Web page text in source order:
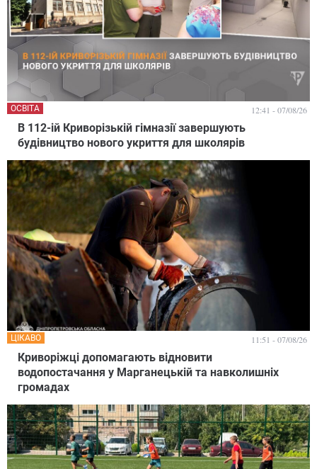
В 112-ій Криворізькій гімназії завершують
будівництво нового укриття для школярів
ОСВІТА 12:41 - 07/08/26
Криворіжці допомагають відновити
водопостачання у Марганецькій та навколишніх
громадах
ЦІКАВО 11:51 - 07/08/26